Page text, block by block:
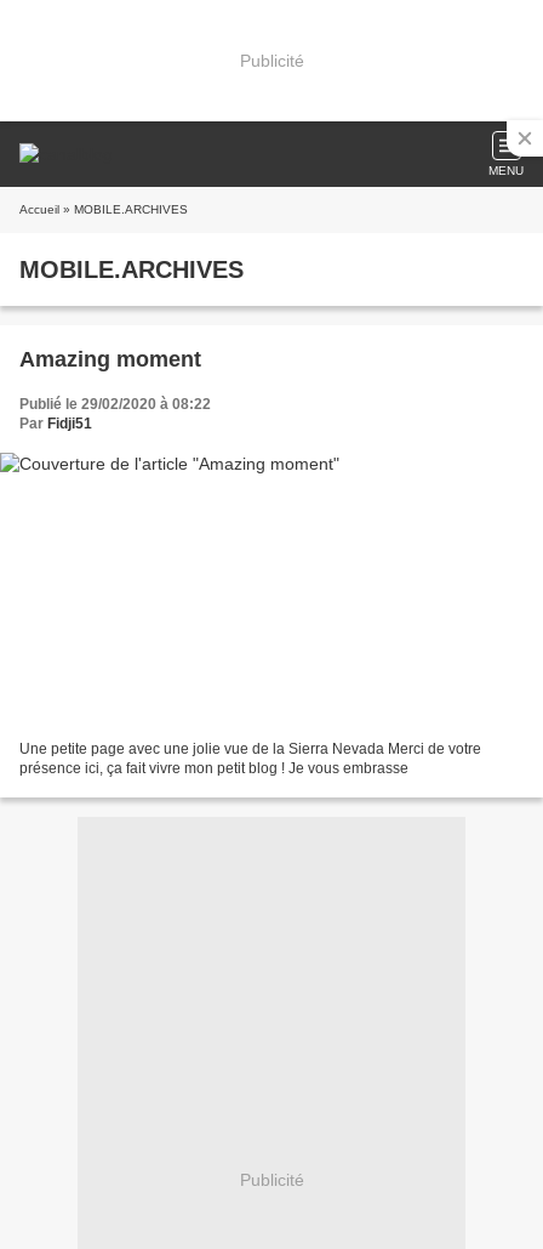
Publicité
MENU
Accueil » MOBILE.ARCHIVES
MOBILE.ARCHIVES
Amazing moment
Publié le 29/02/2020 à 08:22
Par Fidji51
Une petite page avec une jolie vue de la Sierra Nevada Merci de votre
présence ici, ça fait vivre mon petit blog ! Je vous embrasse
Publicité